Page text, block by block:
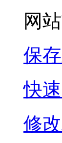
网
保
快
修